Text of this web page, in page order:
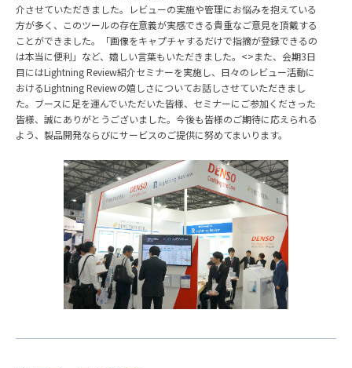
介させていただきました。レビューの実施や管理にお悩みを抱えている
方が多く、このツールの存在意義が実感できる貴重なご意見を頂戴する
ことができました。「画像をキャプチャするだけで指摘が登録できるの
は本当に便利」など、嬉しい言葉もいただきました。<>また、会期3日
目にはLightning Review紹介セミナーを実施し、日々のレビュー活動に
おけるLightning Reviewの嬉しさについてお話しさせていただきまし
た。ブースに足を運んでいただいた皆様、セミナーにご参加くださった
皆様、誠にありがとうございました。今後も皆様のご期待に応えられる
よう、製品開発ならびにサービスのご提供に努めてまいります。